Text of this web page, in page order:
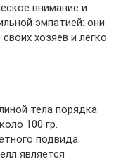
внимание и
эмпатией: они
хозяев и легко
тела порядка
100 гр.
подвида.
является